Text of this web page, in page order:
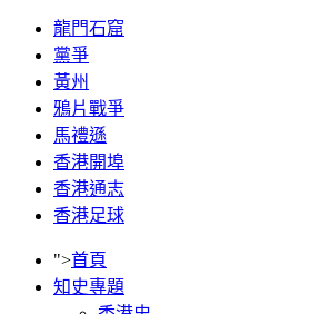
龍門石窟
黨爭
黃州
鴉片戰爭
馬禮遜
香港開埠
香港通志
香港足球
">首頁
知史專題